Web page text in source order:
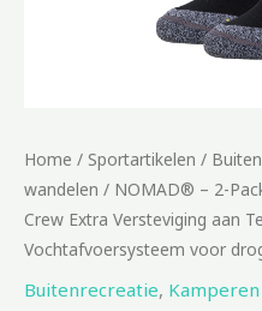
Home / Sportartikelen /
wandelen / NOMAD® – 2-
Crew Extra Versteviging aan
Vochtafvoersysteem voor
Buitenrecreatie,